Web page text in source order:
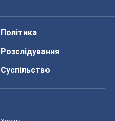
Політика
Розслідування
Суспільство